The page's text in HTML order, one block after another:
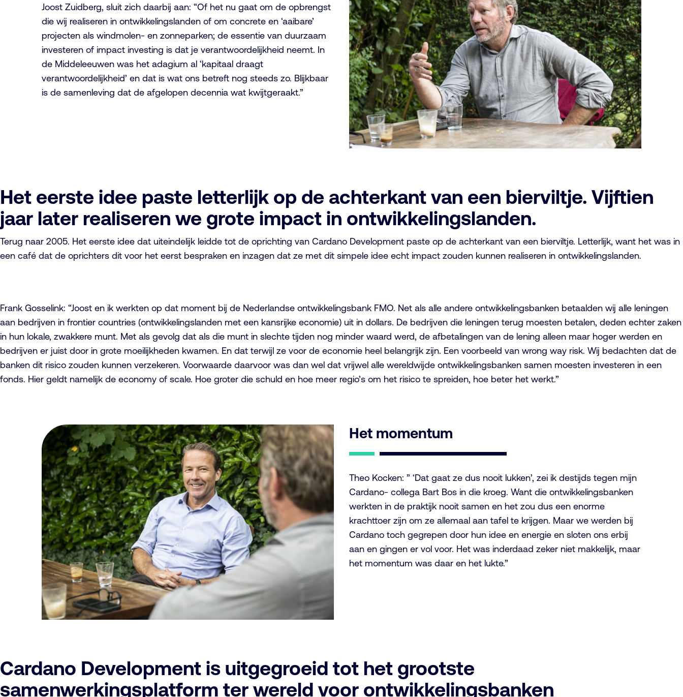
Joost Zuidberg, sluit zich daarbij aan: “Of het nu gaat om de opbrengst
die wij realiseren in ontwikkelingslanden of om concrete en ‘aaibare’
projecten als windmolen- en zonneparken; de essentie van duurzaam
investeren of impact investing is dat je verantwoordelijkheid neemt. In
de Middeleeuwen was het adagium al ‘kapitaal draagt
verantwoordelijkheid’ en dat is wat ons betreft nog steeds zo. Blijkbaar
is de samenleving dat de afgelopen decennia wat kwijtgeraakt.”
Het eerste idee paste letterlijk op de achterkant van een bierviltje. Vijftien
jaar later realiseren we grote impact in ontwikkelingslanden.
Terug naar 2005. Het eerste idee dat uiteindelijk leidde tot de oprichting van Cardano Development paste op de achterkant van een bierviltje. Letterlijk, want het was in
een café dat de oprichters dit voor het eerst bespraken en inzagen dat ze met dit simpele idee echt impact zouden kunnen realiseren in ontwikkelingslanden.
Frank Gosselink: “Joost en ik werkten op dat moment bij de Nederlandse ontwikkelingsbank FMO. Net als alle andere ontwikkelingsbanken betaalden wij alle leningen
aan bedrijven in frontier countries (ontwikkelingslanden met een kansrijke economie) uit in dollars. De bedrijven die leningen terug moesten betalen, deden echter zaken
in hun lokale, zwakkere munt. Met als gevolg dat als die munt in slechte tijden nog minder waard werd, de afbetalingen van de lening alleen maar hoger werden en
bedrijven er juist door in grote moeilijkheden kwamen. En dat terwijl ze voor de economie heel belangrijk zijn. Een voorbeeld van wrong way risk. Wij bedachten dat de
banken dit risico zouden kunnen verzekeren. Voorwaarde daarvoor was dan wel dat vrijwel alle wereldwijde ontwikkelingsbanken samen moesten investeren in een
fonds. Hier geldt namelijk de economy of scale. Hoe groter die schuld en hoe meer regio’s om het risico te spreiden, hoe beter het werkt.”
Het momentum
Theo Kocken: ” ‘Dat gaat ze dus nooit lukken’, zei ik destijds tegen mijn
Cardano- collega Bart Bos in die kroeg. Want die ontwikkelingsbanken
werkten in de praktijk nooit samen en het zou dus een enorme
krachttoer zijn om ze allemaal aan tafel te krijgen. Maar we werden bij
Cardano toch gegrepen door hun idee en energie en sloten ons erbij
aan en gingen er vol voor. Het was inderdaad zeker niet makkelijk, maar
het momentum was daar en het lukte.”
Cardano Development is uitgegroeid tot het grootste
samenwerkingsplatform ter wereld voor ontwikkelingsbanken